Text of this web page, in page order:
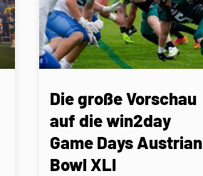
Die große Vorschau
auf die win2day
Game Days Austrian
Bowl XLI